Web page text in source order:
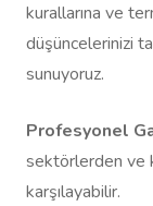
kurallarına ve
düşüncelerinizi
sunuyoruz.
Profesyonel
sektörlerden ve
karşılayabilir.